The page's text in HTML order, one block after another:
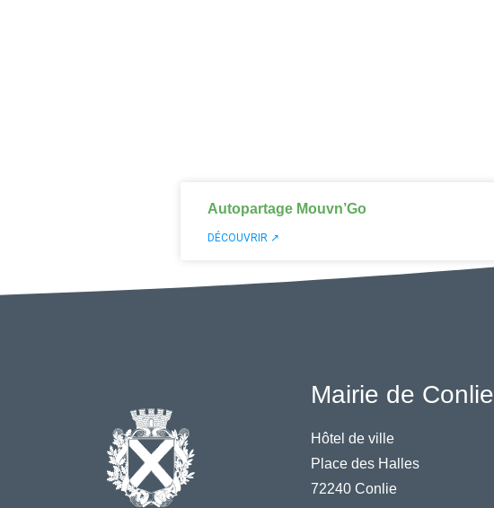
Autopartage Mouvn’Go
DÉCOUVRIR ↗
Mairie de Conlie
Hôtel de ville
Place des Halles
72240 Conlie